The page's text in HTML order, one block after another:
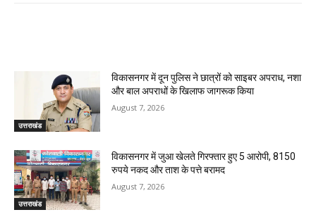
उत्तराखंड
विकासनगर में दून पुलिस ने छात्रों को साइबर अपराध, नशा
और बाल अपराधों के खिलाफ जागरूक किया
August 7, 2026
उत्तराखंड
विकासनगर में जुआ खेलते गिरफ्तार हुए 5 आरोपी, 8150
रुपये नकद और ताश के पत्ते बरामद
August 7, 2026